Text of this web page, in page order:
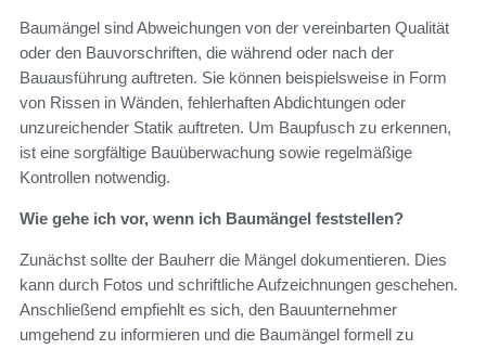
Baumängel sind Abweichungen von der vereinbarten Qualität
oder den Bauvorschriften, die während oder nach der
Bauausführung auftreten. Sie können beispielsweise in Form
von Rissen in Wänden, fehlerhaften Abdichtungen oder
unzureichender Statik auftreten. Um Baupfusch zu erkennen,
ist eine sorgfältige Bauüberwachung sowie regelmäßige
Kontrollen notwendig.
Wie gehe ich vor, wenn ich Baumängel feststellen?
Zunächst sollte der Bauherr die Mängel dokumentieren. Dies
kann durch Fotos und schriftliche Aufzeichnungen geschehen.
Anschließend empfiehlt es sich, den Bauunternehmer
umgehend zu informieren und die Baumängel formell zu